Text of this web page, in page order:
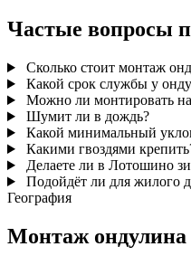
Частые вопросы
Сколько стоит монтаж
Какой срок службы у
Можно ли монтировать
Шумит ли в дождь?
Какой минимальный
Какими гвоздями
Делаете ли в Лотошино
Подойдёт ли для жилого
География
Монтаж ондулина